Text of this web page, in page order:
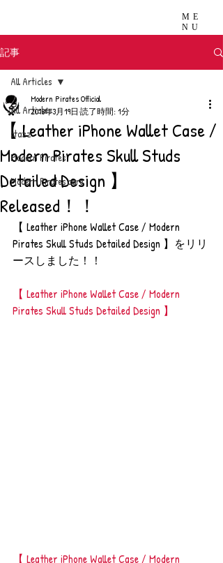
ME
NU
記事
All Articles
stazz
Modern Pirates
Modern Pirates care
All Articles
【 Leather iPhone Wallet Case /
Modern Pirates Skull Studs
Detailed Design 】
Released！！
Modern Pirates Official
2018年3月19日 読了時間: 1分
【 Leather iPhone Wallet Case / Modern
Pirates Skull Studs Detailed Design 】をリリ
ースしました！！
【 Leather iPhone Wallet Case / Modern
Pirates Skull Studs Detailed Design 】
【 Leather iPhone Wallet Case / Modern